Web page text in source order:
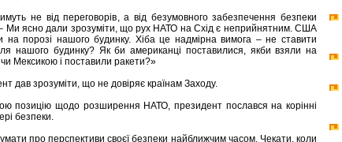
не від переговорів, а від безумовного забезпечення безпеки
– Ми ясно дали зрозуміти, що рух НАТО на Схід є неприйнятним. США
на порозі нашого будинку. Хіба це надмірна вимога – не ставити
нашого будинку? Як би американці поставилися, якби взяли на
Мексикою і поставили ракети?»
дав зрозуміти, що не довіряє країнам Заходу.
позицію щодо розширення НАТО, президент послався на корінні
безпеки.
про перспективи своєї безпеки найближчим часом. Чекати, коли